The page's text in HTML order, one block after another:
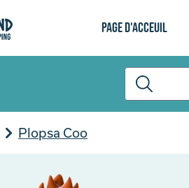
Page d'acceuil
Plopsa Coo